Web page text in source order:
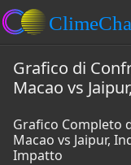
Grafico di
Macao vs
Grafico Completo
Macao vs Jaipur,
Impatto